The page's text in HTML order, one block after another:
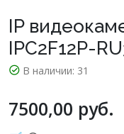
IP
IPC2F12P-
В наличии: 31
7500,00 руб.